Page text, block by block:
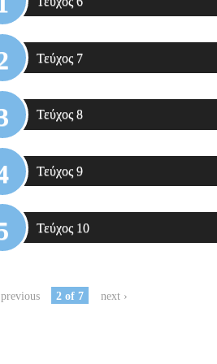
Τεύχος 7
Τεύχος 8
Τεύχος 9
Τεύχος 10
2 of 7 next ›